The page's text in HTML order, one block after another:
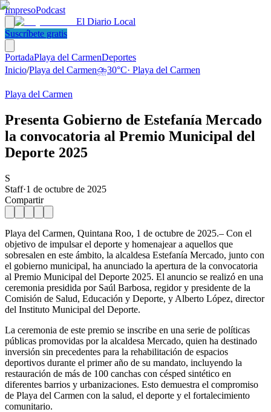
ImpresoPodcast
El Diario Local
Suscríbete gratis
PortadaPlaya del CarmenDeportes
Inicio/Playa del Carmen⛈️30°C· Playa del Carmen
Playa del Carmen
Presenta Gobierno de Estefanía Mercado
la convocatoria al Premio Municipal del
Deporte 2025
S
Staff·1 de octubre de 2025
Compartir
Playa del Carmen, Quintana Roo, 1 de octubre de 2025.– Con el
objetivo de impulsar el deporte y homenajear a aquellos que
sobresalen en este ámbito, la alcaldesa Estefanía Mercado, junto con
el gobierno municipal, ha anunciado la apertura de la convocatoria
al Premio Municipal del Deporte 2025. El anuncio se realizó en una
ceremonia presidida por Saúl Barbosa, regidor y presidente de la
Comisión de Salud, Educación y Deporte, y Alberto López, director
del Instituto Municipal del Deporte.
La ceremonia de este premio se inscribe en una serie de políticas
públicas promovidas por la alcaldesa Mercado, quien ha destinado
inversión sin precedentes para la rehabilitación de espacios
deportivos durante el primer año de su mandato, incluyendo la
restauración de más de 100 canchas con césped sintético en
diferentes barrios y urbanizaciones. Esto demuestra el compromiso
de Playa del Carmen con la salud, el deporte y el fortalecimiento
comunitario.